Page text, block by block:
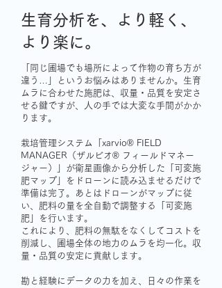
生育分析を、より軽く、
より楽に。
「同じ圃場でも場所によって作物の育ち方が
違う…」というお悩みはありませんか。生育
ムラに合わせた施肥は、収量・品質を安定さ
せる鍵ですが、人の手では大変な手間がかか
ります。
栽培管理システム「xarvio® FIELD
MANAGER（ザルビオ® フィールドマネー
ジャー）」が衛星画像から分析した「可変施
肥マップ」をドローンに読み込ませるだけで
準備は完了。あとはドローンがマップに従
い、肥料の量を全自動で調整する「可変施
肥」を行います。​
これにより、肥料の無駄をなくしてコストを
削減し、圃場全体の地力のムラを均一化。収
量・品質の安定に貢献します。​
勘と経験にデータの力を加え、日々の作業を